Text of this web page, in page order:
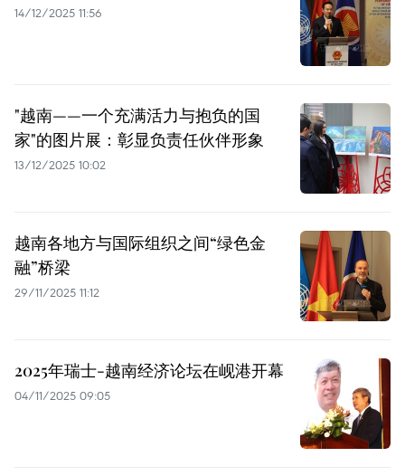
14/12/2025 11:56
"越南——一个充满活力与抱负的国
家"的图片展：彰显负责任伙伴形象
13/12/2025 10:02
越南各地方与国际组织之间“绿色金
融”桥梁
29/11/2025 11:12
2025年瑞士-越南经济论坛在岘港开幕
04/11/2025 09:05